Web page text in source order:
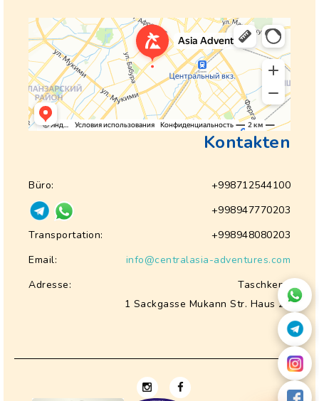
Kontakten
Büro:
+998712544100
+998947770203
Transportation:
+998948080203
Email:
info@centralasia-adventures.com
Adresse:
Taschkent,
1 Sackgasse Mukann Str. Haus 28